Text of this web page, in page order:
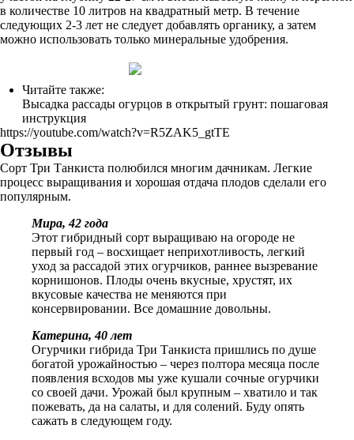
в количестве 10 литров на квадратный метр. В течение
следующих 2-3 лет не следует добавлять органику, а затем
можно использовать только минеральные удобрения.
Читайте также:
Высадка рассады огурцов в открытый грунт: пошаговая
инструкция
https://youtube.com/watch?v=R5ZAK5_gtTE
Отзывы
Сорт Три Танкиста полюбился многим дачникам. Легкие
процесс выращивания и хорошая отдача плодов сделали его
популярным.
Мира, 42 года
Этот гибридный сорт выращиваю на огороде не
первый год – восхищает неприхотливость, легкий
уход за рассадой этих огурчиков, раннее вызревание
корнишонов. Плоды очень вкусные, хрустят, их
вкусовые качества не меняются при
консервировании. Все домашние довольны.
Катерина, 40 лет
Огурчики гибрида Три Танкиста пришлись по душе
богатой урожайностью – через полтора месяца после
появления всходов мы уже кушали сочные огурчики
со своей дачи. Урожай был крупным – хватило и так
пожевать, да на салаты, и для солений. Буду опять
сажать в следующем году.